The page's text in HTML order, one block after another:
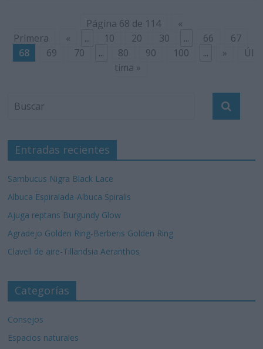
Página 68 de 114
«
Primera
« ... 10 20 30 ... 66
67
68
69 70 ... 80 90 100 ... »
Úl
tima »
Entradas recientes
Sambucus Nigra Black Lace
Albuca Espiralada-Albuca Spiralis
Ajuga reptans Burgundy Glow
Agradejo Golden Ring-Berberis Golden Ring
Clavell de aire-Tillandsia Aeranthos
Categorías
Consejos
Espacios naturales